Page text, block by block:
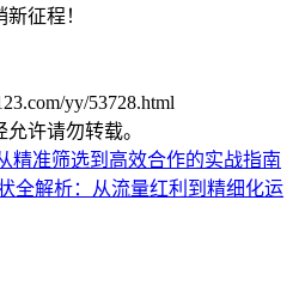
征程！
yy/53728.html
许请勿转载。
精准筛选到高效合作的实战指南
全解析：从流量红利到精细化运